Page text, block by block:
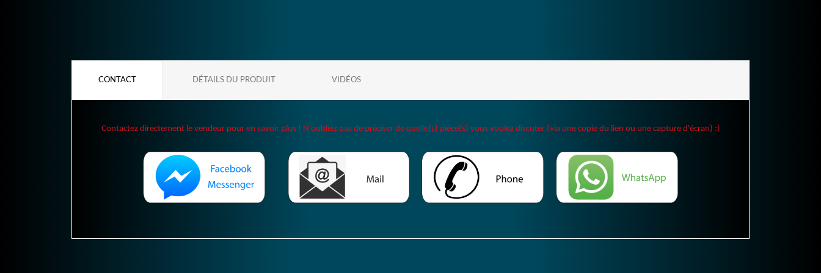
CONTACT DÉTAILS DU PRODUIT VIDÉOS
Contactez directement le vendeur pour en savoir plus ! N'oubliez pas de préciser de quelle(s) pièce(s) vous voulez discuter (via une copie du lien ou une capture d'écran) :)